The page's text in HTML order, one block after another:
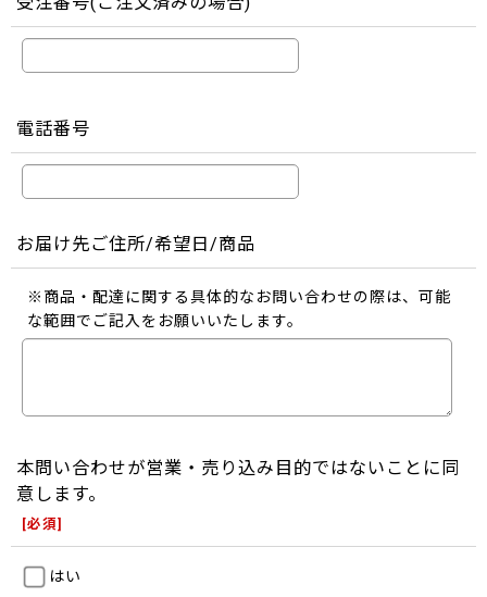
電話番号
お届け先ご住所/希望日/商品
※商品・配達に関する具体的なお問い合わせの際は、可能
な範囲でご記入をお願いいたします。
本問い合わせが営業・売り込み目的ではないことに同
意します。
[必須]
はい